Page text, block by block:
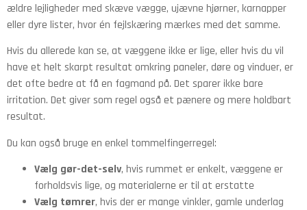
ældre lejligheder med skæve vægge, ujævne hjørner, karnapper
eller dyre lister, hvor én fejlskæring mærkes med det samme.
Hvis du allerede kan se, at væggene ikke er lige, eller hvis du vil
have et helt skarpt resultat omkring paneler, døre og vinduer, er
det ofte bedre at få en fagmand på. Det sparer ikke bare
irritation. Det giver som regel også et pænere og mere holdbart
resultat.
Du kan også bruge en enkel tommelfingerregel:
Vælg gør-det-selv, hvis rummet er enkelt, væggene er
forholdsvis lige, og materialerne er til at erstatte
Vælg tømrer, hvis der er mange vinkler, gamle underlag